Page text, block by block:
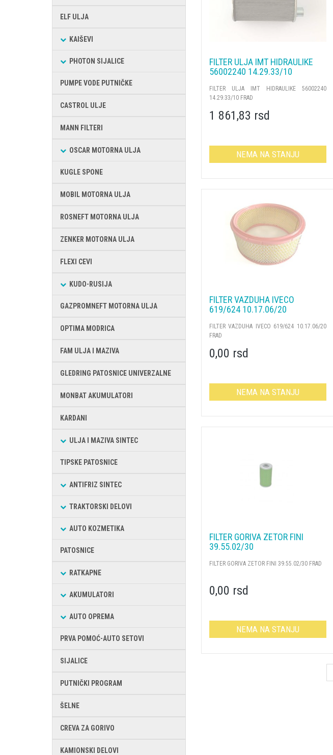
ELF ULJA
KAIŠEVI
PHOTON SIJALICE
PUMPE VODE PUTNIČKE
CASTROL ULJE
MANN FILTERI
OSCAR MOTORNA ULJA
KUGLE SPONE
MOBIL MOTORNA ULJA
ROSNEFT MOTORNA ULJA
ZENKER MOTORNA ULJA
FLEXI CEVI
KUDO-RUSIJA
GAZPROMNEFT MOTORNA ULJA
OPTIMA MODRICA
FAM ULJA I MAZIVA
GLEDRING PATOSNICE UNIVERZALNE
MONBAT AKUMULATORI
KARDANI
ULJA I MAZIVA SINTEC
TIPSKE PATOSNICE
ANTIFRIZ SINTEC
TRAKTORSKI DELOVI
AUTO KOZMETIKA
PATOSNICE
RATKAPNE
AKUMULATORI
AUTO OPREMA
PRVA POMOĆ-AUTO SETOVI
SIJALICE
PUTNIČKI PROGRAM
ŠELNE
CREVA ZA GORIVO
KAMIONSKI DELOVI
FILTER ULJA IMT HIDRAULIKE
56002240 14.29.33/10
FILTER ULJA IMT HIDRAULIKE 56002240
14.29.33/10 FRAD
1 861,83 rsd
NEMA NA STANJU
FILTER VAZDUHA IVECO
619/624 10.17.06/20
FILTER VAZDUHA IVECO 619/624 10.17.06/20
FRAD
0,00 rsd
NEMA NA STANJU
FILTER GORIVA ZETOR FINI
39.55.02/30
FILTER GORIVA ZETOR FINI 39.55.02/30 FRAD
0,00 rsd
NEMA NA STANJU